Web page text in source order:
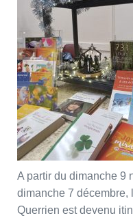
A partir du dimanche 9
dimanche 7 décembre,
Querrien est devenu